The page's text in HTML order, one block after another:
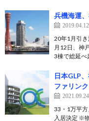
兵機海運
2019.04.12
20年1月引
月12日、神
3棟で総延
日本GLP
ファリン
2021.09.24
33・1万平
入居決定 ※